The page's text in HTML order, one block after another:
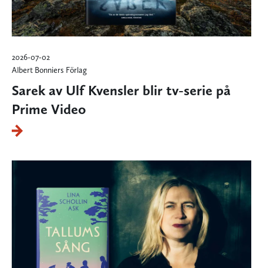
2026-07-02
Albert Bonniers Förlag
Sarek av Ulf Kvensler blir tv-serie på
Prime Video